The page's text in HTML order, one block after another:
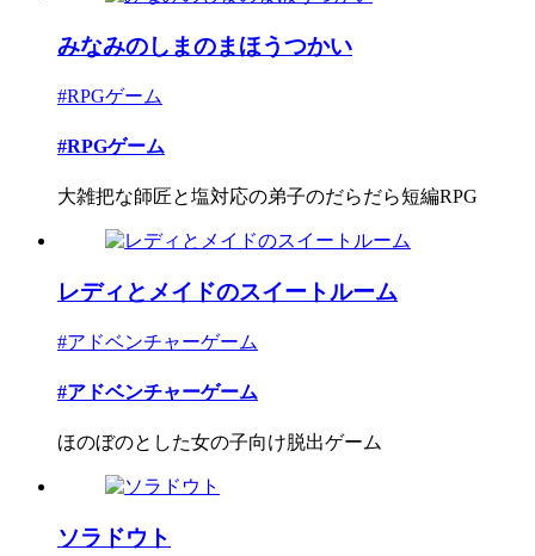
みなみのしまのまほうつかい
#RPGゲーム
#RPGゲーム
大雑把な師匠と塩対応の弟子のだらだら短編RPG
レディとメイドのスイートルーム
#アドベンチャーゲーム
#アドベンチャーゲーム
ほのぼのとした女の子向け脱出ゲーム
ソラドウト